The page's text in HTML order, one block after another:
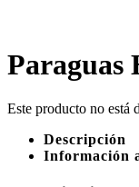
Paraguas
Este producto no está
Descripción
Información